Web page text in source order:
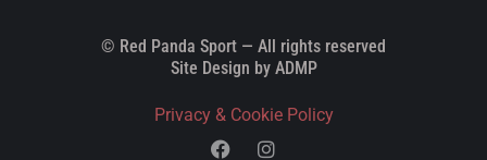
© Red Panda Sport — All rights reserved
Site Design by ADMP
Privacy & Cookie Policy